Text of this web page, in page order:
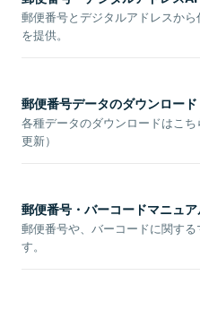
郵便番号とデジタルアドレスか
を提供。
郵便番号データのダウンロード
各種データのダウンロードはこ
更新）
郵便番号・バーコードマニュ
郵便番号や、バーコードに関す
す。